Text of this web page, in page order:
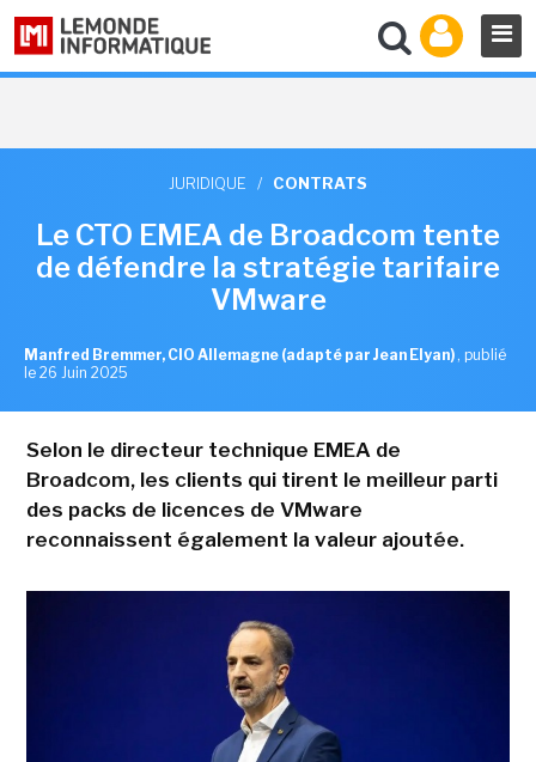
JURIDIQUE / CONTRATS
Le CTO EMEA de Broadcom tente
de défendre la stratégie tarifaire
VMware
Manfred Bremmer, CIO Allemagne (adapté par Jean Elyan) , publié
le 26 Juin 2025
Selon le directeur technique EMEA de
Broadcom, les clients qui tirent le meilleur parti
des packs de licences de VMware
reconnaissent également la valeur ajoutée.